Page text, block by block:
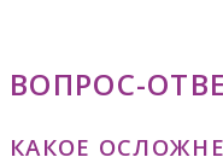
ВОПРОС-
КАКОЕ